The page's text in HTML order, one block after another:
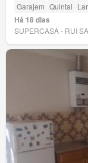
Garajem Quintal
Há 18 dias
SUPERCASA - RUI